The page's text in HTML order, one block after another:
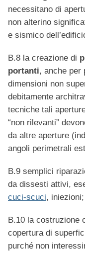
necessitano di
non alterino
e sismico
B.8 la creazione di
portanti, anche per
dimensioni non
debitamente
tecniche tali
“non rilevanti”
da altre aperture
angoli perimetrali
B.9 semplici
da dissesti attivi,
cuci-scuci, iniezioni;
B.10 la costruzione
copertura di
purché non